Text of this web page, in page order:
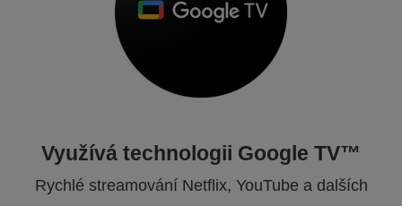
Využívá technologii Google TV™
Rychlé streamování Netflix, YouTube a dalších